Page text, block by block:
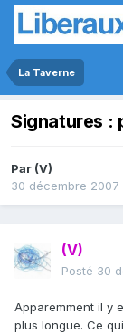
La Taverne
Signatures :
Par (V)
30 décembre 2007
(V)
Posté 30
Apparemment il y
plus longue. Ce